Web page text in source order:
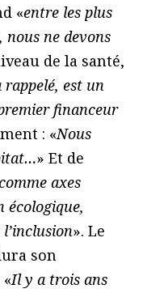
«entre les plus
nous ne devons
de la santé,
rappelé, est un
financeur
: «Nous
» Et de
axes
écologique,
». Le
son
Il y a trois ans